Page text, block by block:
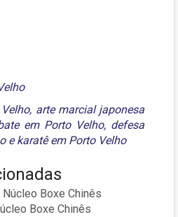
, arte marcial japonesa
em Porto Velho, defesa
ekaratê em Porto Velho
Boxe Chinês
Boxe Chinês